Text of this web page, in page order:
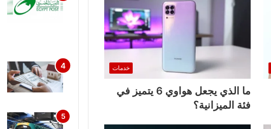
خدمات
ما الذي يجعل هواوي 6 يتميز في
فئة الميزانية؟